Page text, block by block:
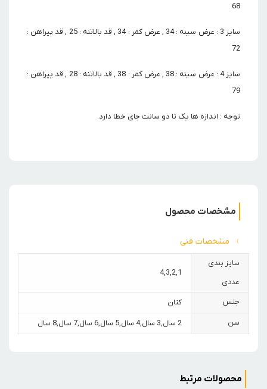
68
سایز 3 : عرض سینه : 34 , عرض کمر : 34 , قد بالاتنه : 25 , قد پیراهن :
72
سایز 4 : عرض سینه : 38 , عرض کمر : 38 , قد بالاتنه : 28 , قد پیراهن :
79
توجه : اندازه ها یک تا دو سانت جای خطا دارد.
مشخصات محصول
مشخصات فنی
سایز بندی
عددی
1
,
2
,
3
,
4
جنس کتان
سن 2 سال ,3 سال ,4 سال ,5 سال ,6 سال ,7 سال ,8 سال
محصولات مرتبط